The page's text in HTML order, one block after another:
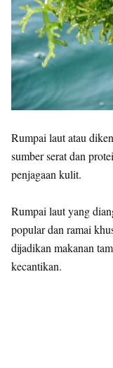
Rumpai laut atau
sumber serat dan
penjagaan kulit.
Rumpai laut yang
popular dan ramai
dijadikan makanan
kecantikan.